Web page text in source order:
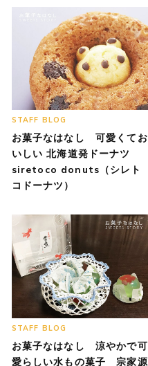
STAFF BLOG
お菓子なはなし 可愛くてお
いしい 北海道発ドーナツ
siretoco donuts（シレト
コドーナツ）
STAFF BLOG
お菓子なはなし 涼やかで可
愛らしい水もの菓子 宗家源